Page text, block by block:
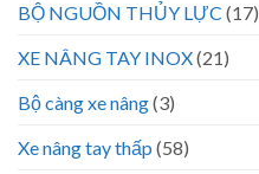
BỘ NGUỒN THỦY LỰC (17)
XE NÂNG TAY INOX(21)
Bộ càng xe nâng(3)
Xe nâng tay thấp (58)